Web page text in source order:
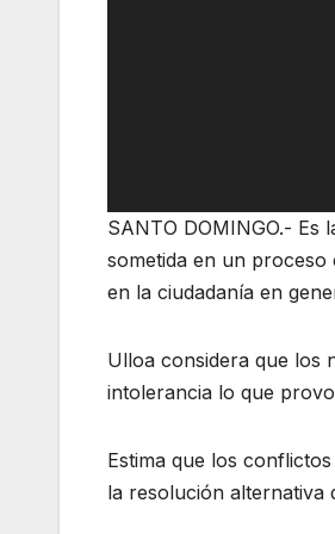
SANTO DOMINGO.-
sometida en un proceso
en la ciudadanía en
Ulloa considera que los
intolerancia lo que
Estima que los
la resolución alternativa